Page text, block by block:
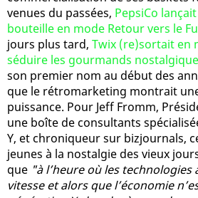
venues du passées, PepsiCo
bouteille en mode Retour vers le
jours plus tard, Twix (re)sortait en
séduire les gourmands
son premier nom au début des
que le rétromarketing montrait
puissance. Pour Jeff Fromm,
une boîte de consultants
Y, et chroniqueur sur bizjournals,
jeunes à la nostalgie des vieux
que "à l’heure où les technologies
vitesse et alors que l’économie